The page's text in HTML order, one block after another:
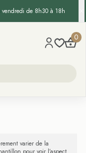
de 8h30 à 18h
0
varier de la